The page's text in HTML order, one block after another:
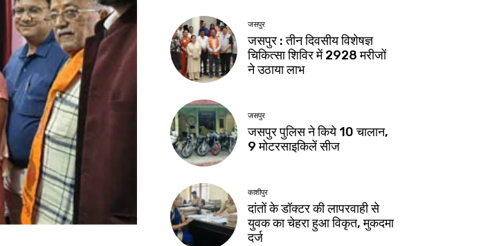
जसपुर
जसपुर : तीन दिवसीय विशेषज्ञ
चिकित्सा शिविर में 2928 मरीजों
ने उठाया लाभ
जसपुर
जसपुर पुलिस ने किये 10 चालान,
9 मोटरसाइकिलें सीज
काशीपुर
दांतों के डॉक्टर की लापरवाही से
युवक का चेहरा हुआ विकृत, मुकदमा
दर्ज